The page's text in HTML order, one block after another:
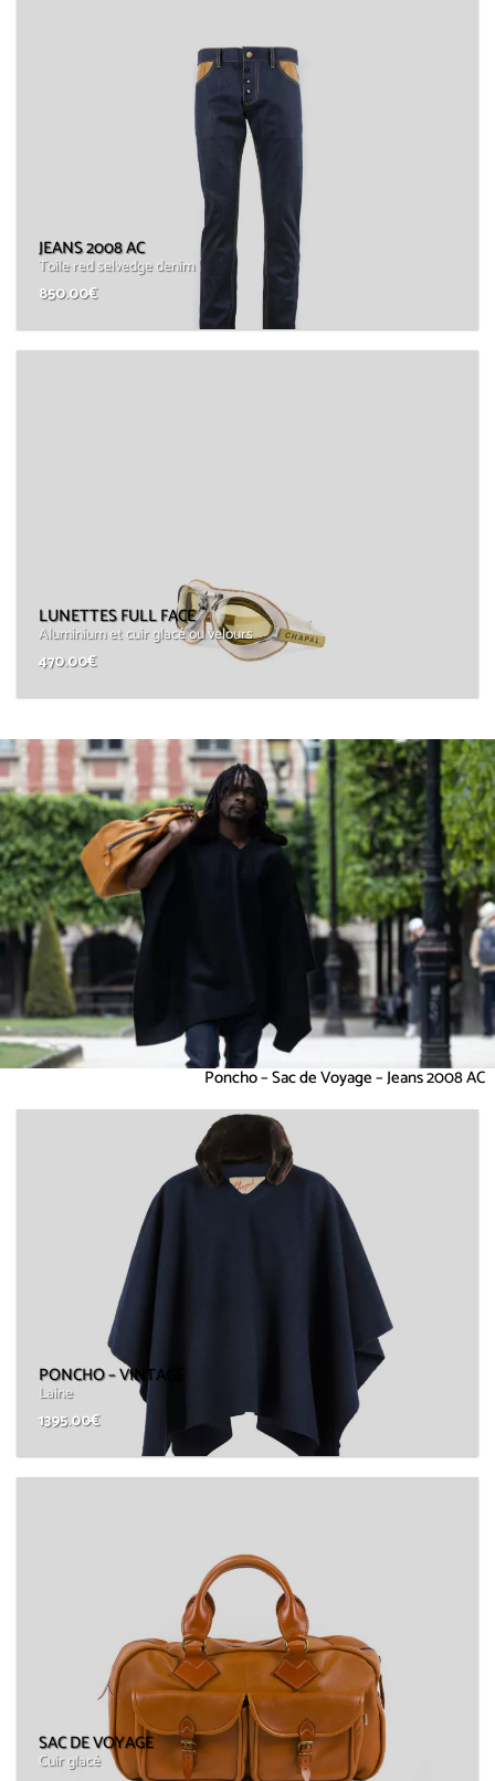
JEANS 2008 AC
Toile red selvedge denim
850.00€
LUNETTES FULL FACE
Aluminium et cuir glacé ou velours
470.00€
Poncho – Sac de Voyage – Jeans 2008 AC
PONCHO – VINTAGE
Laine
1395.00€
SAC DE VOYAGE
Cuir glacé